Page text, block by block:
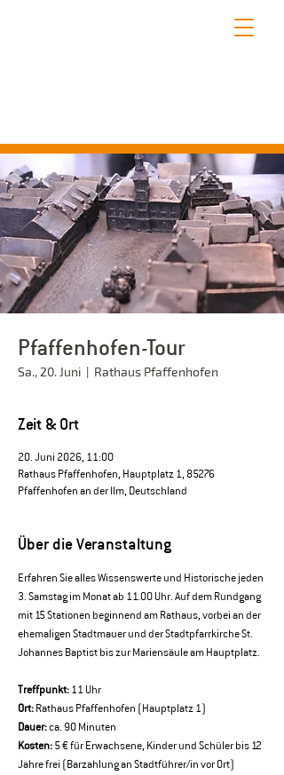
Pfaffenhofen-Tour
Sa., 20. Juni
  |
Rathaus Pfaffenhofen
Zeit & Ort
20. Juni 2026, 11:00
Rathaus Pfaffenhofen, Hauptplatz 1, 85276
Pfaffenhofen an der Ilm, Deutschland
Über die Veranstaltung
Erfahren Sie alles Wissenswerte und Historische jeden
3. Samstag im Monat ab 11.00 Uhr. Auf dem Rundgang
mit 15 Stationen beginnend am Rathaus, vorbei an der
ehemaligen Stadtmauer und der Stadtpfarrkirche St.
Johannes Baptist bis zur Mariensäule am Hauptplatz.
Treffpunkt: 11 Uhr
Ort: Rathaus Pfaffenhofen (Hauptplatz 1)
Dauer: ca. 90 Minuten
Kosten: 5 € für Erwachsene, Kinder und Schüler bis 12
Jahre frei (Barzahlung an Stadtführer/in vor Ort)